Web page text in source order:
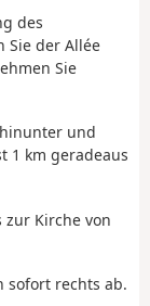
des
Sie der Allée
Sie
und
1 km geradeaus
zur Kirche von
sofort rechts ab.